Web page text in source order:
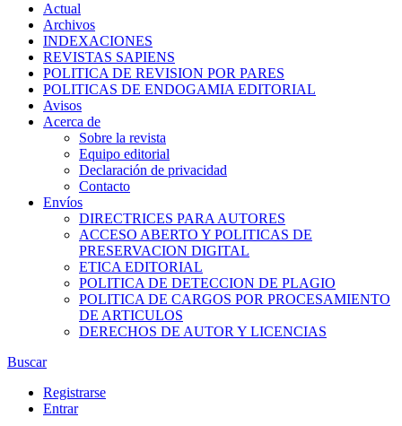
Actual
Archivos
INDEXACIONES
REVISTAS SAPIENS
POLITICA DE REVISION POR PARES
POLITICAS DE ENDOGAMIA EDITORIAL
Avisos
Acerca de
Sobre la revista
Equipo editorial
Declaración de privacidad
Contacto
Envíos
DIRECTRICES PARA AUTORES
ACCESO ABERTO Y POLITICAS DE
PRESERVACION DIGITAL
ETICA EDITORIAL
POLITICA DE DETECCION DE PLAGIO
POLITICA DE CARGOS POR PROCESAMIENTO
DE ARTICULOS
DERECHOS DE AUTOR Y LICENCIAS
Buscar
Registrarse
Entrar